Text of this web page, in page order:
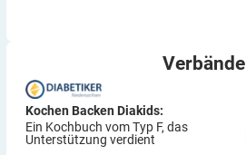
Verbände
Kochen Backen Diakids:
Ein Kochbuch vom Typ F, das
Unterstützung verdient